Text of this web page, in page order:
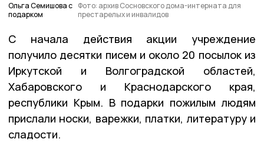
Ольга Семишова с
подарком
Фото: архив Сосновского дома-интерната для
престарелых и инвалидов
С начала действия акции учреждение
получило десятки писем и около 20 посылок из
Иркутской и Волгоградской областей,
Хабаровского и Краснодарского края,
республики Крым. В подарки пожилым людям
прислали носки, варежки, платки, литературу и
сладости.